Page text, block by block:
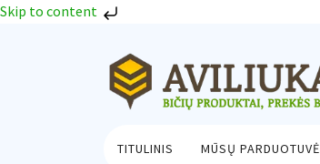
Skip to content
TITULINIS MŪSŲ PARDUOTUVĖ